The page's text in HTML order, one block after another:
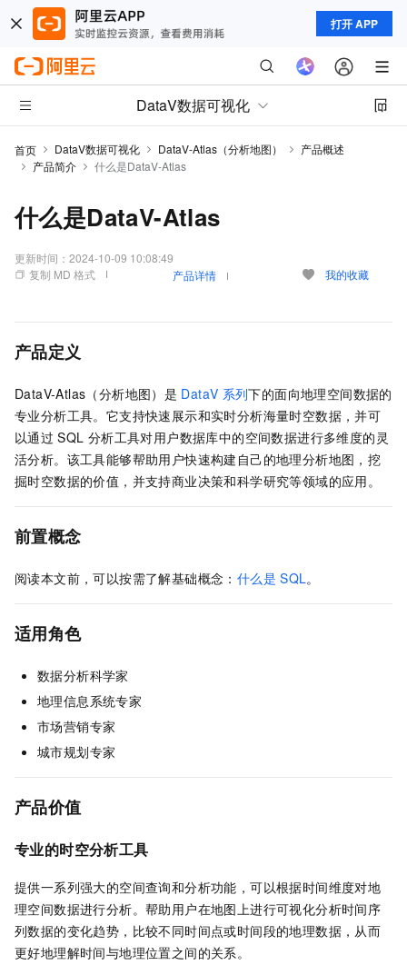
打开 APP
DataV数据可视化
首页 DataV数据可视化 DataV-Atlas（分析地图）
产品概述
产品简介
什么是DataV-Atlas
什么是DataV-Atlas
更新时间： 2024-10-09 10:08:49
复制 MD 格式
产品详情 我的收藏
产品定义
DataV-Atlas（分析地图）是 DataV 系列下的面向地理空间数据的
专业分析工具。它支持快速展示和实时分析海量时空数据，并可
以通过 SQL 分析工具对用户数据库中的空间数据进行多维度的灵
活分析。该工具能够帮助用户快速构建自己的地理分析地图，挖
掘时空数据的价值，并支持商业决策和科学研究等领域的应用。
前置概念
阅读本文前，可以按需了解基础概念： 什么是 SQL。
适用角色
数据分析科学家
地理信息系统专家
市场营销专家
城市规划专家
产品价值
专业的时空分析工具
提供一系列强大的空间查询和分析功能，可以根据时间维度对地
理空间数据进行分析。帮助用户在地图上进行可视化分析时间序
列数据的变化趋势，比较不同时间点或时间段的地理数据，从而
更好地理解时间与地理位置之间的关系。